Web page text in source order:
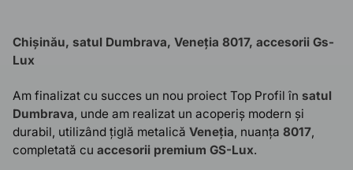
Chișinău, satul Dumbrava, Veneția 8017, accesorii Gs-
Lux
Am finalizat cu succes un nou proiect Top Profil în satul
Dumbrava, unde am realizat un acoperiș modern și
durabil, utilizând țiglă metalică Veneția, nuanța 8017,
completată cu accesorii premium GS-Lux.